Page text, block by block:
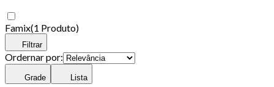
Famix(1 Produto)
Filtrar
Ordernar por:
Grade Lista